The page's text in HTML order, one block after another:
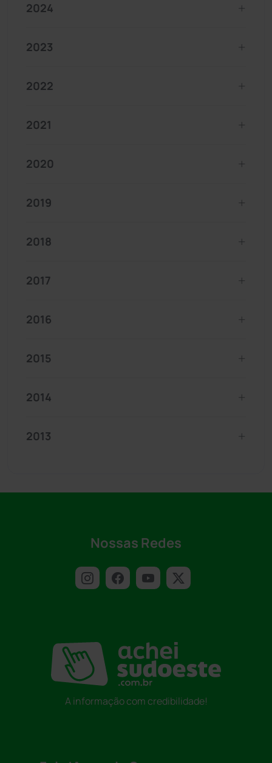
2024
2023
2022
2021
2020
2019
2018
2017
2016
2015
2014
2013
Nossas Redes
A informação com credibilidade!